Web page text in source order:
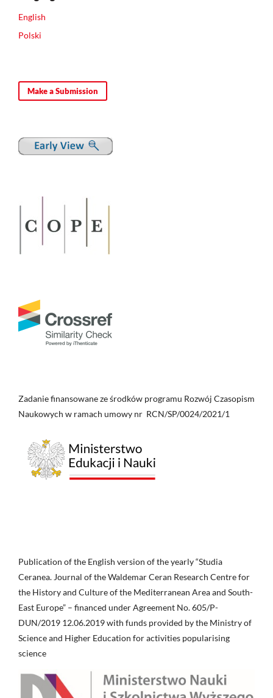
English
Polski
Make a Submission
Zadanie finansowane ze środków programu Rozwój Czasopism
Naukowych w ramach umowy nr RCN/SP/0024/2021/1
Publication of the English version of the yearly “Studia
Ceranea. Journal of the Waldemar Ceran Research Centre for
the History and Culture of the Mediterranean Area and South-
East Europe” – financed under Agreement No. 605/P-
DUN/2019 12.06.2019 with funds provided by the Ministry of
Science and Higher Education for activities popularising
science